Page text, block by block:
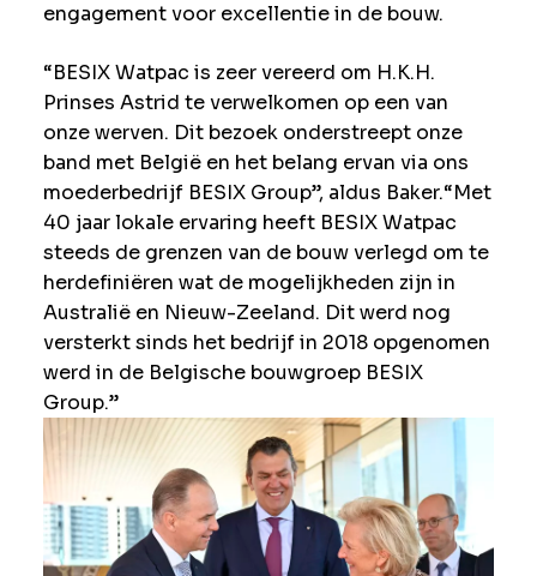
engagement voor excellentie in de bouw.
“BESIX Watpac is zeer vereerd om H.K.H.
Prinses Astrid te verwelkomen op een van
onze werven. Dit bezoek onderstreept onze
band met België en het belang ervan via ons
moederbedrijf BESIX Group”, aldus Baker.“Met
40 jaar lokale ervaring heeft BESIX Watpac
steeds de grenzen van de bouw verlegd om te
herdefiniëren wat de mogelijkheden zijn in
Australië en Nieuw-Zeeland. Dit werd nog
versterkt sinds het bedrijf in 2018 opgenomen
werd in de Belgische bouwgroep BESIX
Group.”